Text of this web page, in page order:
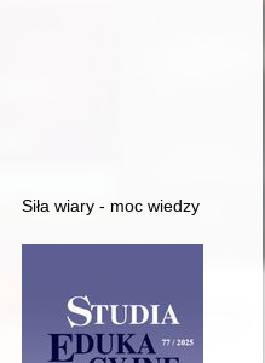
do dziejów prawa
Siła wiary - moc wiedzy :